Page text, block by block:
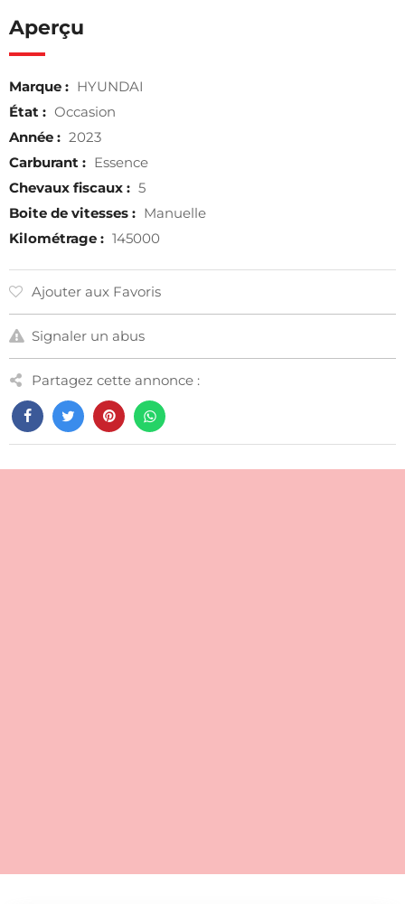
Aperçu
Marque : HYUNDAI
État : Occasion
Année : 2023
Carburant : Essence
Chevaux fiscaux : 5
Boite de vitesses : Manuelle
Kilométrage : 145000
Ajouter aux Favoris
Signaler un abus
Partagez cette annonce :